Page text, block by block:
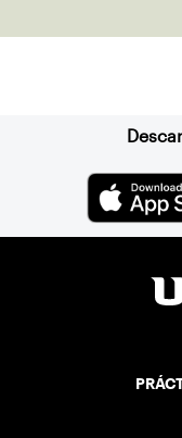
the
Cup. In that
three courts
Vermont.